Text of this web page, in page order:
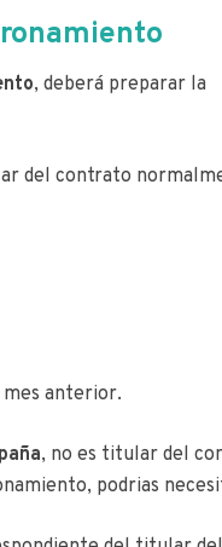
, deberá preparar la
del contrato
mes anterior.
, no es titular del
podrias